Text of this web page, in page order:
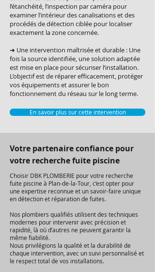
l’étanchéité, l’inspection par caméra pour
examiner l’intérieur des canalisations et des
procédés de détection ciblée pour localiser
exactement la zone concernée.
➜ Une intervention maîtrisée et durable : Une
fois la source identifiée, une solution adaptée
est mise en place pour sécuriser l’installation.
L’objectif est de réparer efficacement, protéger
vos équipements et assurer le bon
fonctionnement du réseau sur le long terme.
En savoir plus sur cette intervention
Votre partenaire confiance pour
votre recherche fuite piscine
Choisir DBK PLOMBERIE pour votre recherche
fuite piscine à Plan-de-la-Tour, c’est opter pour
une expertise reconnue et un savoir-faire unique
en détection et réparation de fuites.
Nos plombiers qualifiés utilisent des techniques
modernes pour intervenir avec précision et
rapidité, là où d’autres ne peuvent garantir la
même fiabilité.
Nous privilégions la qualité et la durabilité de
chaque intervention, avec un suivi personnalisé et
le respect total de vos installations.